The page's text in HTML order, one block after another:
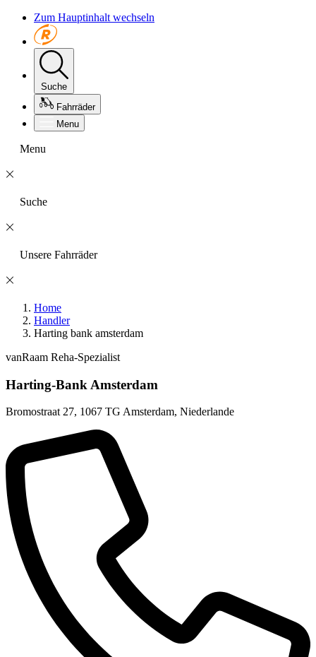
Zum Hauptinhalt wechseln
Suche
Fahrräder
Menu
Menu
Suche
Unsere Fahrräder
Home
Handler
Harting bank amsterdam
vanRaam Reha-Spezialist
Harting-Bank Amsterdam
Bromostraat 27, 1067 TG Amsterdam, Niederlande